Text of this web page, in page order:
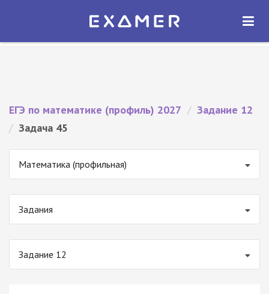
Экзамер — ЕГЭ 2027
ОТКРЫТЬ
ЕГЭ по математике (профиль) 2027 / Задание 12
/ Задача 45
Математика (профильная)
Задания
Задание 12